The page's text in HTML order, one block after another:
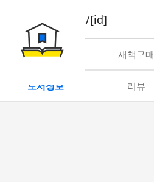
book/rent/[id]
대여 새책구매
도서정보 리뷰